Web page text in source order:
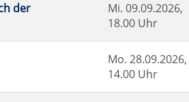
der
Mi. 09.09.2026,
18.00 Uhr
Mo. 28.09.2026,
14.00 Uhr